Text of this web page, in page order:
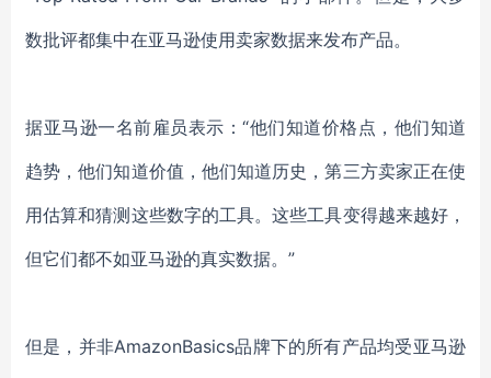
数批评都集中在亚马逊使用卖家数据来发布产品。
据亚马逊一名前雇员表示：“他们知道价格点，他们知道
趋势，他们知道价值，他们知道历史，第三方卖家正在使
用估算和猜测这些数字的工具。这些工具变得越来越好，
但它们都不如亚马逊的真实数据。”
但是，并非AmazonBasics品牌下的所有产品均受亚马逊